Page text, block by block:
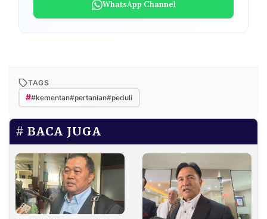
WhatsApp Channel
TAGS
##kementan#pertanian#peduli
BACA JUGA